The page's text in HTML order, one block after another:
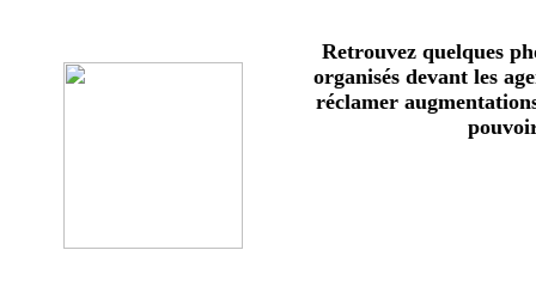
Retrouvez quelques
organisés devant les
réclamer